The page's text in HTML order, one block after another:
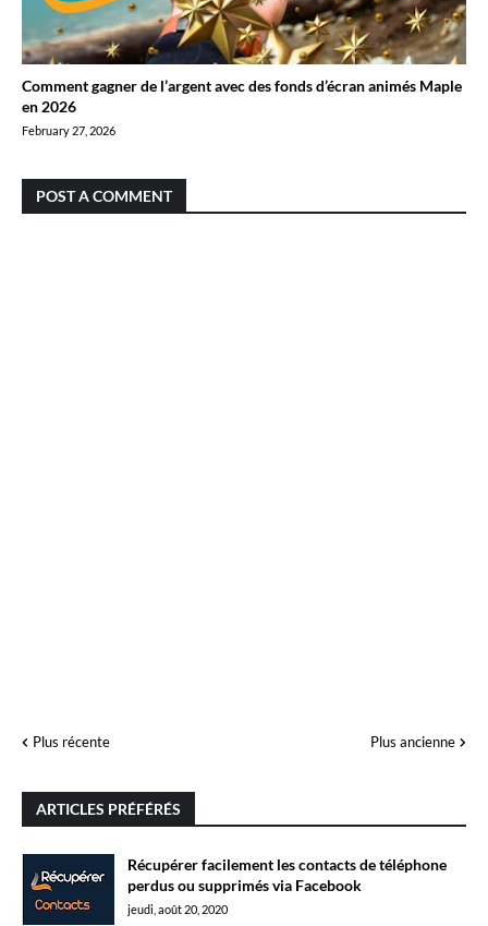
Comment gagner de l’argent avec des fonds d’écran animés Maple
en 2026
February 27, 2026
POST A COMMENT
Plus récente Plus ancienne
ARTICLES PRÉFÉRÉS
Récupérer facilement les contacts de téléphone
perdus ou supprimés via Facebook
jeudi, août 20, 2020